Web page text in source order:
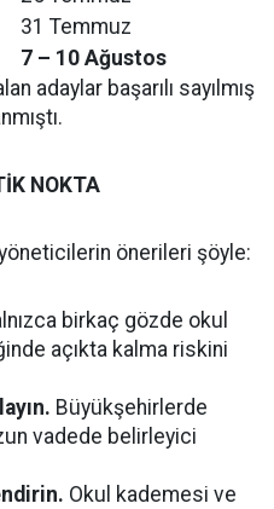
31 Temmuz
7 – 10 Ağustos
adaylar başarılı sayılmış
NOKTA
önerileri şöyle:
birkaç gözde okul
açıkta kalma riskini
Büyükşehirlerde
vadede belirleyici
Okul kademesi ve